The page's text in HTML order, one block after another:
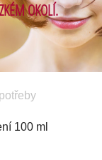
OKOLÍ.
100 ml